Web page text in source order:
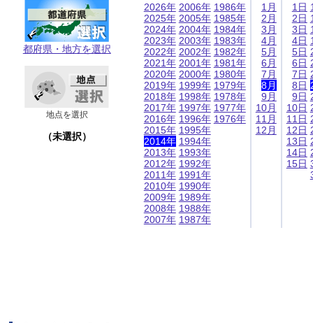
都府県・地方を選択
地点を選択
（未選択）
2026年
2025年
2024年
2023年
2022年
2021年
2020年
2019年
2018年
2017年
2016年
2015年
2014年
2013年
2012年
2011年
2010年
2009年
2008年
2007年
2006年
2005年
2004年
2003年
2002年
2001年
2000年
1999年
1998年
1997年
1996年
1995年
1994年
1993年
1992年
1991年
1990年
1989年
1988年
1987年
1986年
1985年
1984年
1983年
1982年
1981年
1980年
1979年
1978年
1977年
1976年
1月
2月
3月
4月
5月
6月
7月
8月
9月
10月
11月
12月
1日
2日
3日
4日
5日
6日
7日
8日
9日
10日
11日
12日
13日
14日
15日